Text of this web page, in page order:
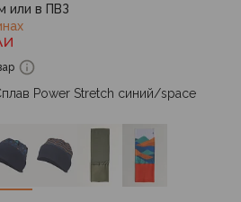
или в ПВЗ
Power Stretch синий/space